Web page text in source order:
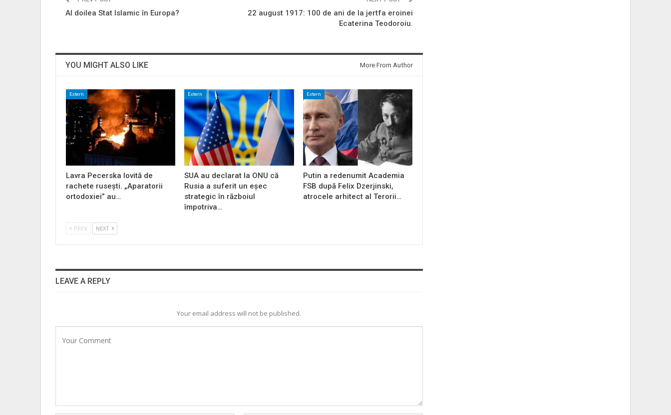
Al doilea Stat Islamic în Europa?
22 august 1917: 100 de ani de la jertfa eroinei
Ecaterina Teodoroiu.
YOU MIGHT ALSO LIKE More From Author
Extern
Lavra Pecerska lovită de
rachete rusești. „Aparatorii
ortodoxiei” au…
Extern
SUA au declarat la ONU că
Rusia a suferit un eșec
strategic în războiul
împotriva…
Extern
Putin a redenumit Academia
FSB după Felix Dzerjinski,
atrocele arhitect al Terorii…
PREV NEXT
LEAVE A REPLY
Your email address will not be published.